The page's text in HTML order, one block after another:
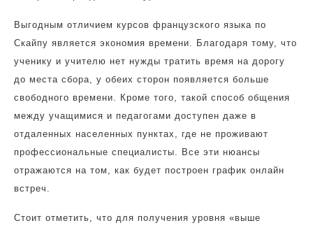
Выгодным отличием курсов французского языка по
Скайпу является экономия времени. Благодаря тому, что
ученику и учителю нет нужды тратить время на дорогу
до места сбора, у обеих сторон появляется больше
свободного времени. Кроме того, такой способ общения
между учащимися и педагогами доступен даже в
отдаленных населенных пунктах, где не проживают
профессиональные специалисты. Все эти нюансы
отражаются на том, как будет построен график онлайн
встреч.
Стоит отметить, что для получения уровня «выше